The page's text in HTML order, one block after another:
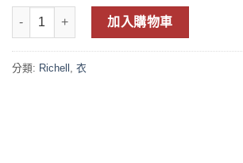
加入購物車
分類: Richell , 衣